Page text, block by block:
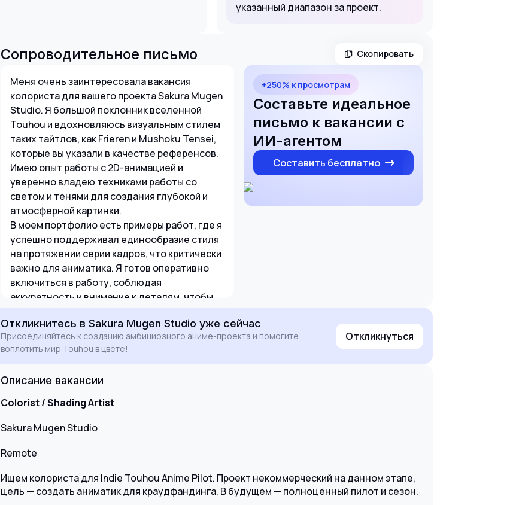
указанный диапазон за проект.
Сопроводительное письмо Скопировать
Меня очень заинтересовала вакансия
колориста для вашего проекта Sakura Mugen
Studio. Я большой поклонник вселенной
Touhou и вдохновляюсь визуальным стилем
таких тайтлов, как Frieren и Mushoku Tensei,
которые вы указали в качестве референсов.
Имею опыт работы с 2D-анимацией и
уверенно владею техниками работы со
светом и тенями для создания глубокой и
атмосферной картинки.
В моем портфолио есть примеры работ, где я
успешно поддерживал единообразие стиля
на протяжении серии кадров, что критически
важно для аниматика. Я готов оперативно
включиться в работу, соблюдая
аккуратность и внимание к деталям, чтобы
краудфандинга. Буду рад обсудить детали и
продемонстрировать свои навыки на
тестовом задании.
+250% к просмотрам
Составьте идеальное
письмо к вакансии с
ИИ-агентом
Составить бесплатно
Откликнитесь в Sakura Mugen Studio уже сейчас
Присоединяйтесь к созданию амбициозного аниме-проекта и помогите
воплотить мир Touhou в цвете!
Откликнуться
Описание вакансии
Colorist / Shading Artist
Sakura Mugen Studio
Remote
Ищем колориста для Indie Touhou Anime Pilot. Проект некоммерческий на данном этапе,
цель — создать аниматик для краудфандинга. В будущем — полноценный пилот и сезон.